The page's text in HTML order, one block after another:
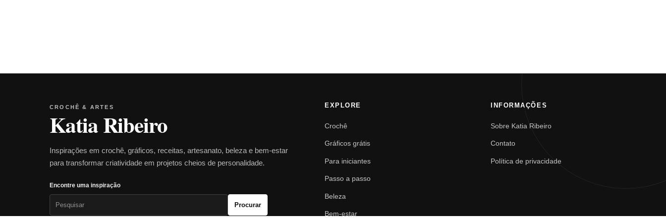
CROCHÊ & ARTES
Katia Ribeiro
Inspirações em crochê, gráficos, receitas, artesanato, beleza e bem-estar
para transformar criatividade em projetos cheios de personalidade.
Encontre uma inspiração
Procurar
EXPLORE
Crochê
Gráficos grátis
Para iniciantes
Passo a passo
Beleza
Bem-estar
INFORMAÇÕES
Sobre Katia Ribeiro
Contato
Política de privacidade